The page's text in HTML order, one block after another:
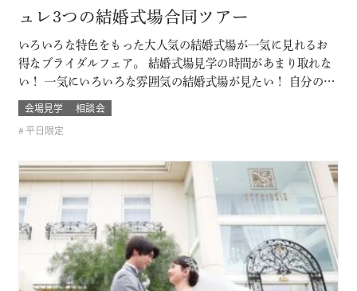
ュレ3つの結婚式場合同ツアー
いろいろな特色をもった大人気の結婚式場が一気に見れるお
得なブライダルフェア。 結婚式場見学の時間があまり取れな
い！ 一気にいろいろな雰囲気の結婚式場が見たい！ 自分の結
婚式のスタイルがまだ分からないカップルは必見！ お呼びす
るゲストによっても結婚式の雰囲気や結婚式場のスタイルも
変わるもの そんな結婚式場を一気に比較できるチャンス！！
会場見学
相談会
平日限定